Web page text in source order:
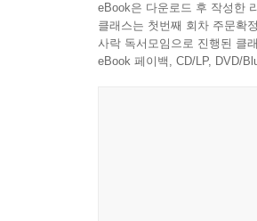
eBook은 다운로드 후 작성한
클래스는 첫번째 회차 주문확
사락 독서모임으로 진행된 클
eBook 페이백, CD/LP, DVD/